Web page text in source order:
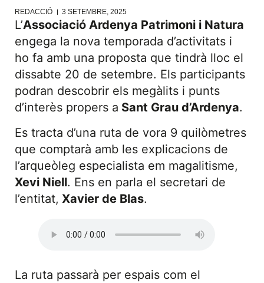
REDACCIÓ 3 SETEMBRE, 2025
L’Associació Ardenya Patrimoni i Natura
engega la nova temporada d’activitats i
ho fa amb una proposta que tindrà lloc el
dissabte 20 de setembre. Els participants
podran descobrir els megàlits i punts
d’interès propers a Sant Grau d’Ardenya.
Es tracta d’una ruta de vora 9 quilòmetres
que comptarà amb les explicacions de
l’arqueòleg especialista em magalitisme,
Xevi Niell. Ens en parla el secretari de
l’entitat, Xavier de Blas.
La ruta passarà per espais com el